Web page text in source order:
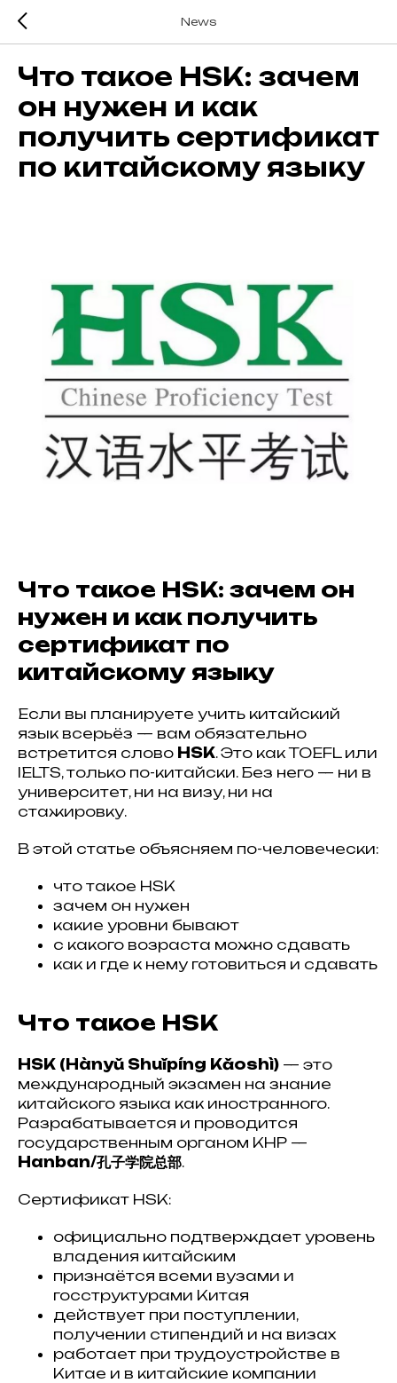
News
Что такое HSK: зачем
он нужен и как
получить сертификат
по китайскому языку
Что такое HSK: зачем он
нужен и как получить
сертификат по
китайскому языку
Если вы планируете учить китайский
язык всерьёз — вам обязательно
встретится слово HSK. Это как TOEFL или
IELTS, только по-китайски. Без него — ни в
университет, ни на визу, ни на
стажировку.
В этой статье объясняем по-человечески:
что такое HSK
зачем он нужен
какие уровни бывают
с какого возраста можно сдавать
как и где к нему готовиться и сдавать
Что такое HSK
HSK (Hànyǔ Shuǐpíng Kǎoshì) — это
международный экзамен на знание
китайского языка как иностранного.
Разрабатывается и проводится
государственным органом КНР —
Hanban/孔子学院总部.
Сертификат HSK:
официально подтверждает уровень
владения китайским
признаётся всеми вузами и
госструктурами Китая
действует при поступлении,
получении стипендий и на визах
работает при трудоустройстве в
Китае и в китайские компании